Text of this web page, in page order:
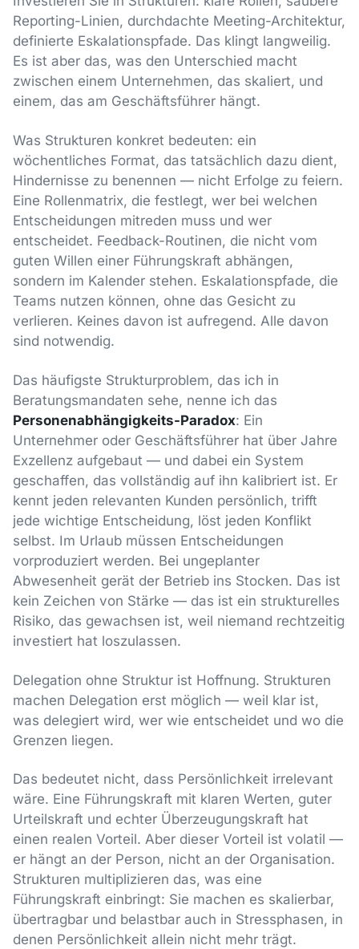
Reporting-Linien, durchdachte Meeting-Architektur,
definierte Eskalationspfade. Das klingt langweilig.
Es ist aber das, was den Unterschied macht
zwischen einem Unternehmen, das skaliert, und
einem, das am Geschäftsführer hängt.
Was Strukturen konkret bedeuten: ein
wöchentliches Format, das tatsächlich dazu dient,
Hindernisse zu benennen — nicht Erfolge zu feiern.
Eine Rollenmatrix, die festlegt, wer bei welchen
Entscheidungen mitreden muss und wer
entscheidet. Feedback-Routinen, die nicht vom
guten Willen einer Führungskraft abhängen,
sondern im Kalender stehen. Eskalationspfade, die
Teams nutzen können, ohne das Gesicht zu
verlieren. Keines davon ist aufregend. Alle davon
sind notwendig.
Das häufigste Strukturproblem, das ich in
Beratungsmandaten sehe, nenne ich das
Personenabhängigkeits-Paradox: Ein
Unternehmer oder Geschäftsführer hat über Jahre
Exzellenz aufgebaut — und dabei ein System
geschaffen, das vollständig auf ihn kalibriert ist. Er
kennt jeden relevanten Kunden persönlich, trifft
jede wichtige Entscheidung, löst jeden Konflikt
selbst. Im Urlaub müssen Entscheidungen
vorproduziert werden. Bei ungeplanter
Abwesenheit gerät der Betrieb ins Stocken. Das ist
kein Zeichen von Stärke — das ist ein strukturelles
Risiko, das gewachsen ist, weil niemand rechtzeitig
investiert hat loszulassen.
Delegation ohne Struktur ist Hoffnung. Strukturen
machen Delegation erst möglich — weil klar ist,
was delegiert wird, wer wie entscheidet und wo die
Grenzen liegen.
Das bedeutet nicht, dass Persönlichkeit irrelevant
wäre. Eine Führungskraft mit klaren Werten, guter
Urteilskraft und echter Überzeugungskraft hat
einen realen Vorteil. Aber dieser Vorteil ist volatil —
er hängt an der Person, nicht an der Organisation.
Strukturen multiplizieren das, was eine
Führungskraft einbringt: Sie machen es skalierbar,
übertragbar und belastbar auch in Stressphasen, in
denen Persönlichkeit allein nicht mehr trägt.